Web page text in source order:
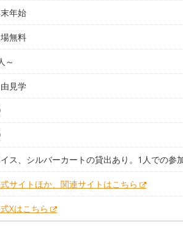
年始
無料
～
見学
ス、シルバーカートの貸出あり。1人での参
サイトほか、関連サイトはこちら
Xはこちら